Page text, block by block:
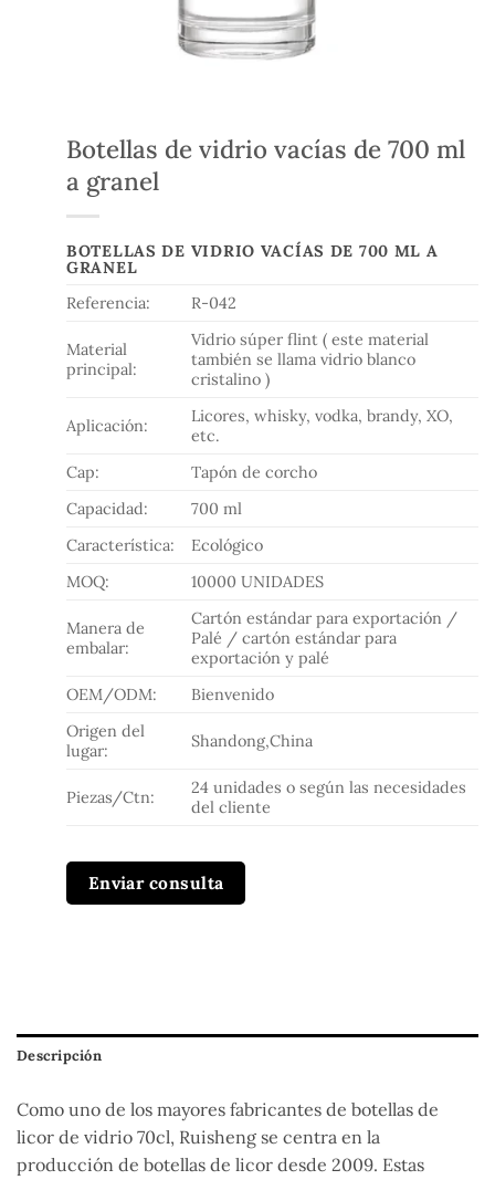
Botellas de vidrio vacías de 700 ml
a granel
BOTELLAS DE VIDRIO VACÍAS DE 700 ML A
GRANEL
Referencia:
R-042
Material
principal:
Vidrio súper flint ( este material
también se llama vidrio blanco
cristalino )
Aplicación:
Licores, whisky, vodka, brandy, XO,
etc.
Cap:
Tapón de corcho
Capacidad:
700 ml
Característica:
Ecológico
MOQ:
10000 UNIDADES
Manera de
embalar:
Cartón estándar para exportación /
Palé / cartón estándar para
exportación y palé
OEM/ODM:
Bienvenido
Origen del
lugar:
Shandong,China
Piezas/Ctn:
24 unidades o según las necesidades
del cliente
Enviar consulta
Descripción
Como uno de los mayores fabricantes de botellas de
licor de vidrio 70cl, Ruisheng se centra en la
producción de botellas de licor desde 2009. Estas